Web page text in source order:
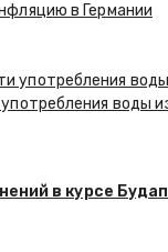
в Германии
воды
в курсе